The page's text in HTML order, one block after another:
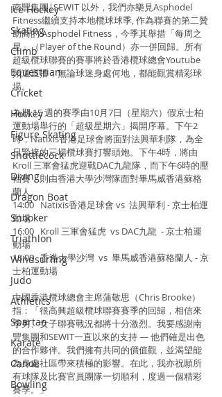
Ice Hockey
Skating
Climb
Equestrian
Cricket
Hockey
Figure Skating
Shuttlecock
Diving
Dragon Boat
Snooker
Triathlon
Windsurfing
Judo
Athletics
Spartan
Karate
Canoe
Bowling
南豐集團|SEWIT 以外，我們亦樂見Asphodel
Fitness繼續支持本地欖球球季, 作為聯賽的第二贊
助商的 Asphodel Fitness，今季其舉措「每周之
星」（Player of the Round）亦一併回歸。所有
超級欖球聯賽的賽事將於香港欖球總會Youtube
頻道直播，無論球迷身處何地，都能觀賞精彩球
場。
為期 15 週的賽季由10月7日（星期六）假京士柏
運動場舉行的「超級星期六」揭開序幕。下午2
時，Natixis香港足球會將面對法興華利隊，為全
日緊接的三場欖球賽打響頭炮。下午4時，將由
Kroll 三軍會猛虎迎戰DAC九龍隊，而下午6時的壓
軸賽，則由香港大學沙灣隊面對畢馬威香港蘇格
蘭人。
14:00   Natixis香港足球會 vs  法興華利 - 京士柏運
動場
16:00   Kroll 三軍會猛虎  vs DAC九龍  - 京士柏運
動場
18:00   香港大學沙灣  vs  畢馬威香港蘇格蘭人 - 京
士柏運動場
中國香港欖球總會主席蒲敬思（Chris Brooke）
指：「很高興超級欖球聯賽賽季的回歸，相信來
季男、女子聯賽戰況都將十分激烈。我要感謝南
豐集團和SEWIT一直以來的支持 — 他們確是出色
的合作夥伴。我們擁有共同的價值觀，並渴望能
為身處社區帶來積極的影響。在此，我亦祝願所
有球隊及比賽官員團隊一切順利，度過一個精彩
賽季。」